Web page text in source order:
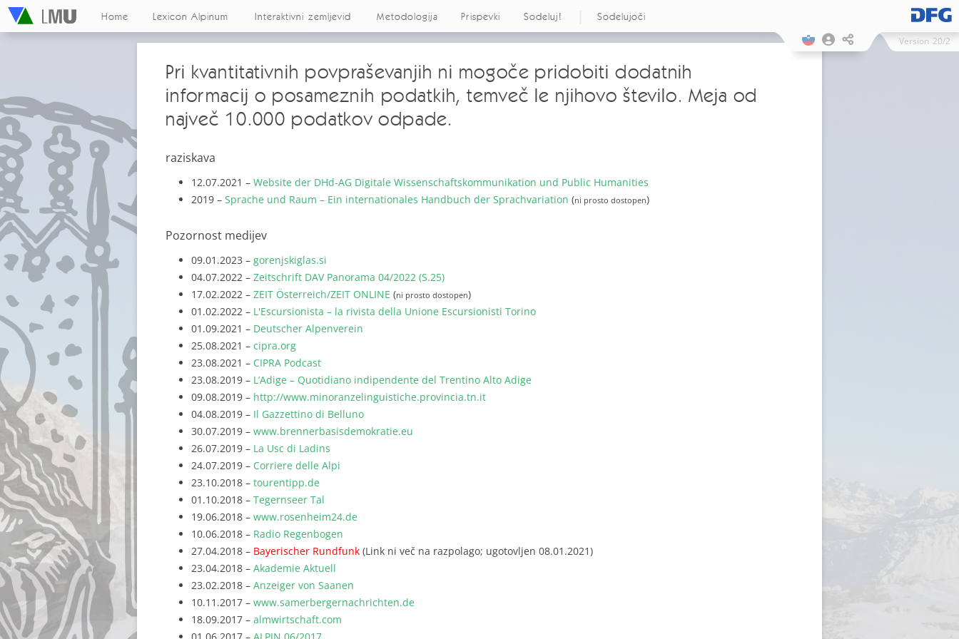
Home Lexicon Alpinum Interaktivni zemljevid Metodologija Prispevki Sodeluj! Sodelujoči
Version 20/2
Pri kvantitativnih povpraševanjih ni mogoče pridobiti dodatnih
informacij o posameznih podatkih, temveč le njihovo število. Meja od
največ 10.000 podatkov odpade.
raziskava
12.07.2021 – Website der DHd-AG Digitale Wissenschaftskommunikation und Public Humanities
2019 – Sprache und Raum – Ein internationales Handbuch der Sprachvariation (ni prosto dostopen)
Pozornost medijev
09.01.2023 – gorenjskiglas.si
04.07.2022 – Zeitschrift DAV Panorama 04/2022 (S.25)
17.02.2022 – ZEIT Österreich/ZEIT ONLINE (ni prosto dostopen)
01.02.2022 – L'Escursionista – la rivista della Unione Escursionisti Torino
01.09.2021 – Deutscher Alpenverein
25.08.2021 – cipra.org
23.08.2021 – CIPRA Podcast
23.08.2019 – L’Adige – Quotidiano indipendente del Trentino Alto Adige
09.08.2019 – http://www.minoranzelinguistiche.provincia.tn.it
04.08.2019 – Il Gazzettino di Belluno
30.07.2019 – www.brennerbasisdemokratie.eu
26.07.2019 – La Usc di Ladins
24.07.2019 – Corriere delle Alpi
23.10.2018 – tourentipp.de
01.10.2018 – Tegernseer Tal
19.06.2018 – www.rosenheim24.de
10.06.2018 – Radio Regenbogen
27.04.2018 – Bayerischer Rundfunk (Link ni več na razpolago; ugotovljen 08.01.2021)
23.04.2018 – Akademie Aktuell
23.02.2018 – Anzeiger von Saanen
10.11.2017 – www.samerbergernachrichten.de
18.09.2017 – almwirtschaft.com